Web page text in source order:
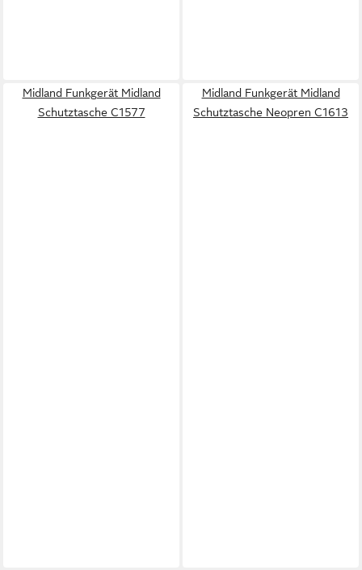
Midland Funkgerät Midland
Schutztasche C1577
Midland Funkgerät Midland
Schutztasche Neopren C1613